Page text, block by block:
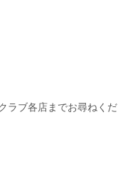
ラブ各店までお尋ねくだ